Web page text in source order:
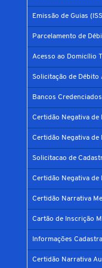
Emissão de Guias
Parcelamento de
Acesso ao Domicílio
Solicitação de Débito
Bancos
Certidão Negativa de
Certidão Negativa
Solicitacao de
Certidão Negativa
Certidão Narrativa
Cartão de Inscrição
Informações
Certidão Narrativa